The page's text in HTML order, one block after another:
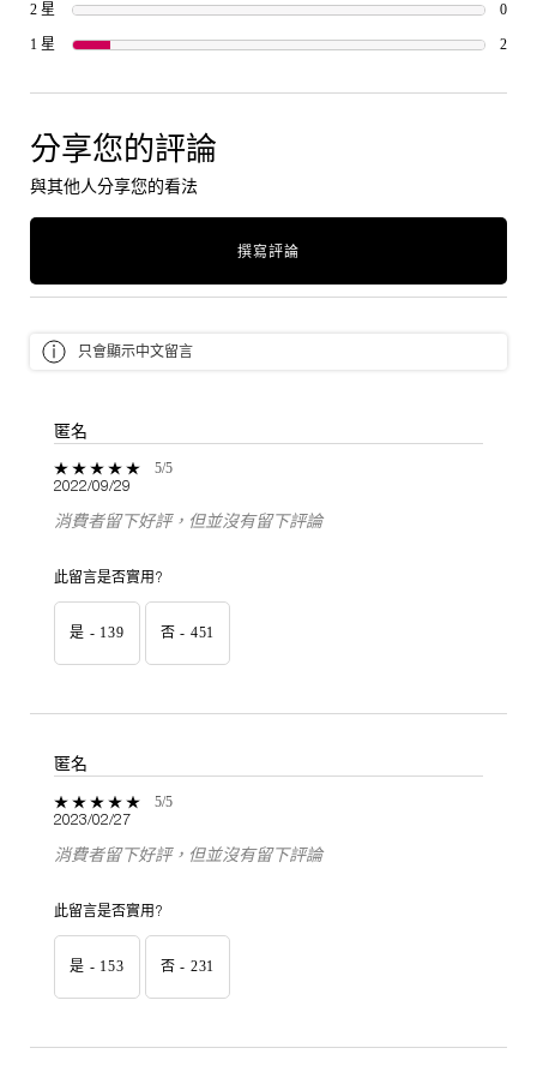
2 星 0
1 星 2
分享您的評論
與其他人分享您的看法
撰寫評論
只會顯示中文留言
匿名
5 out of 5 stars.
5/5
2022/09/29
消費者留下好評，但並沒有留下評論
此留言是否實用?
是 - 139 否 - 451
匿名
5 out of 5 stars.
5/5
2023/02/27
消費者留下好評，但並沒有留下評論
此留言是否實用?
是 - 153 否 - 231